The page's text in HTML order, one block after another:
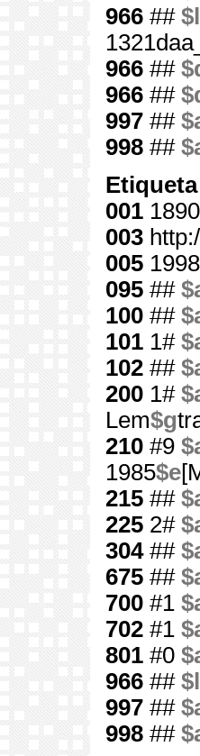
966 ## $l
966 ##
966 ##
997 ##
998 ##
001
003
005
095 ##
100 ##
101 1#
102 ##
200 1#
Lem$g
210 #9
1985$e
215 ##
225 2#
304##
675 ##
700 #1
702 #1
801 #0
966 ## $l
997 ##
998 ##